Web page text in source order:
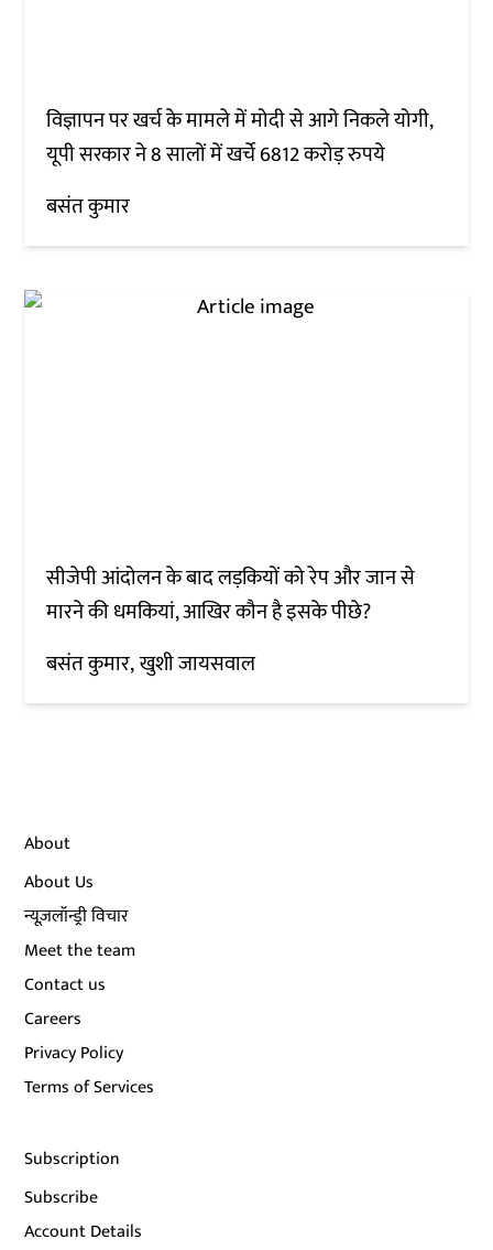
विज्ञापन पर खर्च के मामले में मोदी से आगे निकले योगी,
यूपी सरकार ने 8 सालों में खर्चे 6812 करोड़ रुपये
बसंत कुमार
सीजेपी आंदोलन के बाद लड़कियों को रेप और जान से
मारने की धमकियां, आखिर कौन है इसके पीछे?
बसंत कुमार खुशी जायसवाल
About
About Us
न्यूज़लॉन्ड्री विचार
Meet the team
Contact us
Careers
Privacy Policy
Terms of Services
Subscription
Subscribe
Account Details